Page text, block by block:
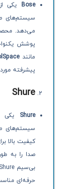
Bose یکی
سیستم‌های
پوشش
مانند
پیشرفته
Shure
Shure یکی
سیستم‌های
کیفیت بالا
صدا را به
بی‌سیم Shure و سری
حرفه‌ای